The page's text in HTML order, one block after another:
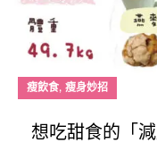
瘦飲食, 瘦身妙招
想吃甜食的「